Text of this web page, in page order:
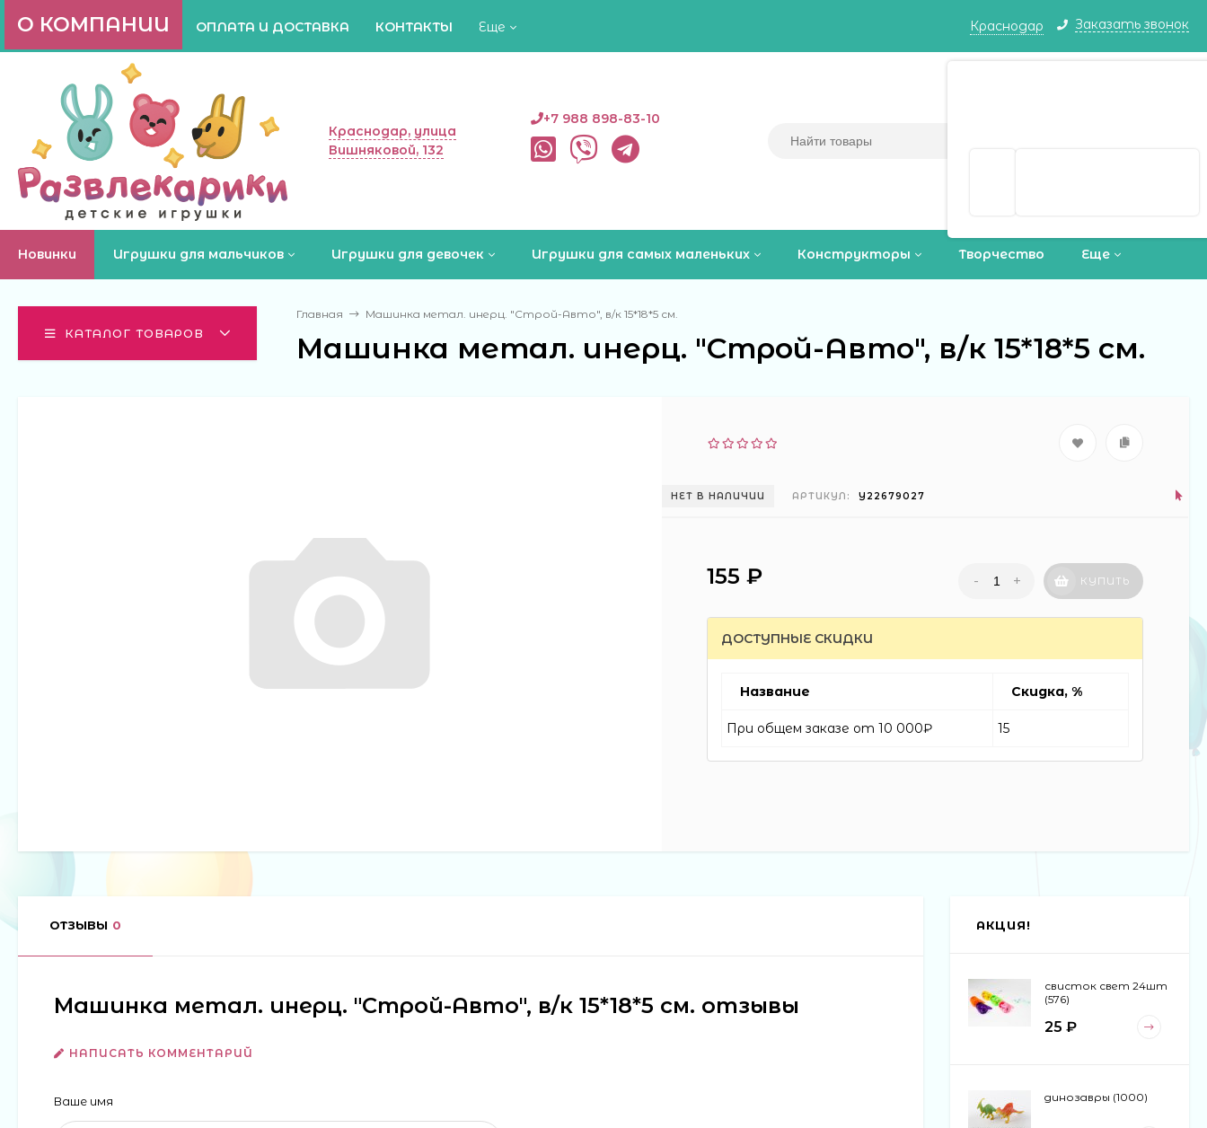
Краснодар Заказать звонок
О КОМПАНИИ ОПЛАТА И ДОСТАВКА КОНТАКТЫ Еще
Краснодар, улица
Вишняковой, 132
+7 988 898-83-10
Новинки Игрушки для мальчиков Игрушки для девочек Игрушки для самых маленьких Конструкторы Творчество Еще
КАТАЛОГ ТОВАРОВ
Главная Машинка метал. инерц. "Строй-Авто", в/к 15*18*5 см.
Машинка метал. инерц. "Строй-Авто", в/к 15*18*5 см.
НЕТ В НАЛИЧИИ АРТИКУЛ: Y22679027
155 ₽ - + КУПИТЬ
ДОСТУПНЫЕ СКИДКИ
Название Скидка, %
При общем заказе от 10 000₽ 15
ОТЗЫВЫ 0
Машинка метал. инерц. "Строй-Авто", в/к 15*18*5 см. отзывы
НАПИСАТЬ КОММЕНТАРИЙ
Ваше имя
АКЦИЯ!
свисток свет 24шт
(576)
25 ₽
динозавры (1000)